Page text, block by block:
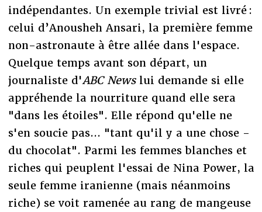
indépendantes. Un exemple trivial est livré :
celui d’Anousheh Ansari, la première femme
non-astronaute à être allée dans l'espace.
Quelque temps avant son départ, un
journaliste d'ABC News lui demande si elle
appréhende la nourriture quand elle sera
"dans les étoiles". Elle répond qu'elle ne
s'en soucie pas... "tant qu'il y a une chose -
du chocolat". Parmi les femmes blanches et
riches qui peuplent l'essai de Nina Power, la
seule femme iranienne (mais néanmoins
riche) se voit ramenée au rang de mangeuse